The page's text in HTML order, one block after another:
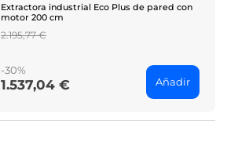
Extractora industrial Eco Plus de pared con
motor 200 cm
Regular
2.195,77 €
-30%
Price
1.537,04 € Añadir